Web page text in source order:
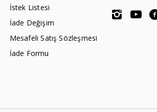
İstek Listesi
İade Değişim
Mesafeli Satış Sözleşmesi
İade Formu